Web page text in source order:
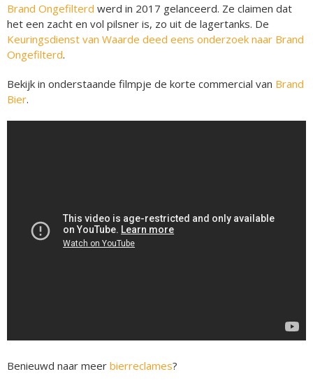
Brand Ongefilterd werd in 2017 gelanceerd. Ze claimen dat
het een zacht en vol pilsner is, zo uit de lagertanks. De
Keuringsdienst van Waarde deed eens onderzoek naar Brand
Ongefilterd.
Bekijk in onderstaande filmpje de korte commercial van Brand
Bier.
Benieuwd naar meer bierreclames?